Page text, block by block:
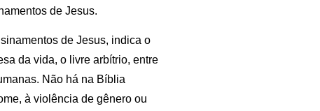
de Jesus.
de Jesus, indica o
da vida, o livre arbítrio, entre
Não há na Bíblia
à violência de gênero ou